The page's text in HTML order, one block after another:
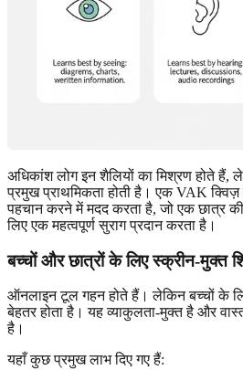
अधिकांश लोग इन शैलियों का मिश्रण होते हैं,
प्रमुख प्राथमिकता होती है। एक VAK क्विज़
पहचान करने में मदद करता है, जो एक छात्र
लिए एक महत्वपूर्ण सुराग प्रदान करता है।
बच्चों और छात्रों के लिए स्क्रीन-मुक्त
ऑनलाइन टूल गहन होते हैं। लेकिन बच्चों के
बेहतर होता है। यह व्याकुलता-मुक्त है और
है।
यहाँ कुछ प्रमुख लाभ दिए गए हैं: